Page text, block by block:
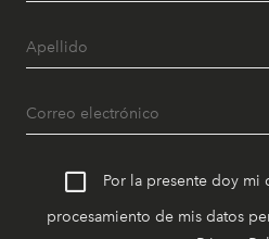
Por la presente doy mi
procesamiento de mis datos